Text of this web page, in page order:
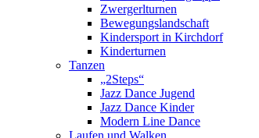
Zwergerlturnen
Bewegungslandschaft
Kindersport in Kirchdorf
Kinderturnen
Tanzen
„2Steps“
Jazz Dance Jugend
Jazz Dance Kinder
Modern Line Dance
Laufen und Walken